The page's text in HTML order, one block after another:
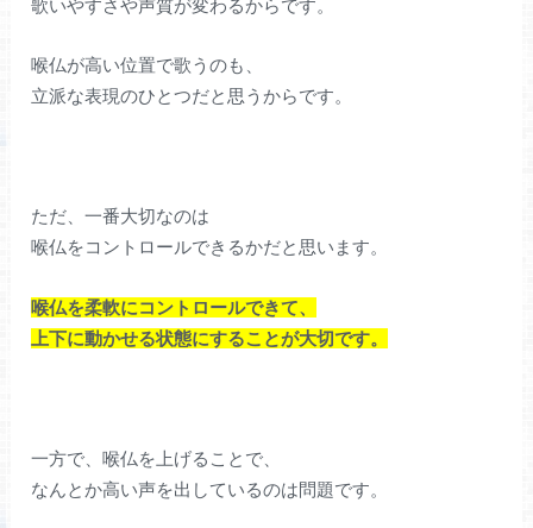
歌いやすさや声質が変わるからです。
喉仏が高い位置で歌うのも、
立派な表現のひとつだと思うからです。
ただ、一番大切なのは
喉仏をコントロールできるかだと思います。
喉仏を柔軟にコントロールできて、
上下に動かせる状態にすることが大切です。
一方で、喉仏を上げることで、
なんとか高い声を出しているのは問題です。